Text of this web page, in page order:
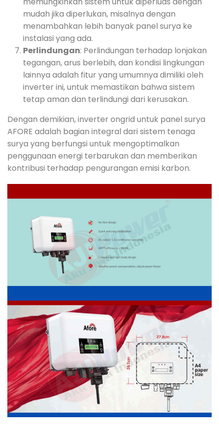
mudah jika diperlukan, misalnya dengan
menambahkan lebih banyak panel surya ke
instalasi yang ada.
Perlindungan: Perlindungan terhadap lonjakan
tegangan, arus berlebih, dan kondisi lingkungan
lainnya adalah fitur yang umumnya dimiliki oleh
inverter ini, untuk memastikan bahwa sistem
tetap aman dan terlindungi dari kerusakan.
Dengan demikian, inverter ongrid untuk panel surya
AFORE adalah bagian integral dari sistem tenaga
surya yang berfungsi untuk mengoptimalkan
penggunaan energi terbarukan dan memberikan
kontribusi terhadap pengurangan emisi karbon.